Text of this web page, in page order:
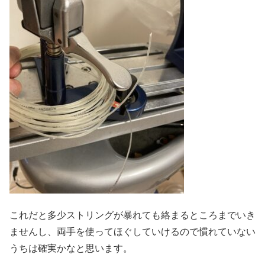
これだと多少ストリングが暴れても絡まるところまでいき
ませんし、両手を使ってほぐしていけるので慣れていない
うちは確実かなと思います。